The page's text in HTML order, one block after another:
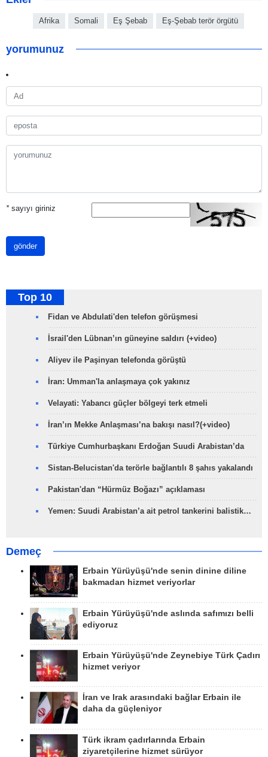
Afrika Somali Eş Şebab Eş-Şebab terör örgütü
yorumunuz
*sayıyı giriniz
gönder
Top 10
Fidan ve Abdulati'den telefon görüşmesi
İsrail'den Lübnan’ın güneyine saldırı (+video)
Aliyev ile Paşinyan telefonda görüştü
İran: Umman'la anlaşmaya çok yakınız
Velayati: Yabancı güçler bölgeyi terk etmeli
İran’ın Mekke Anlaşması’na bakışı nasıl?(+video)
Türkiye Cumhurbaşkanı Erdoğan Suudi Arabistan’da
Sistan-Belucistan'da terörle bağlantılı 8 şahıs yakalandı
Pakistan'dan “Hürmüz Boğazı” açıklaması
Yemen: Suudi Arabistan’a ait petrol tankerini balistik…
Demeç
Erbain Yürüyüşü'nde senin dinine diline
bakmadan hizmet veriyorlar
Erbain Yürüyüşü'nde aslında safımızı belli
ediyoruz
Erbain Yürüyüşü'nde Zeynebiye Türk Çadırı
hizmet veriyor
İran ve Irak arasındaki bağlar Erbain ile
daha da güçleniyor
Türk ikram çadırlarında Erbain
ziyaretçilerine hizmet sürüyor